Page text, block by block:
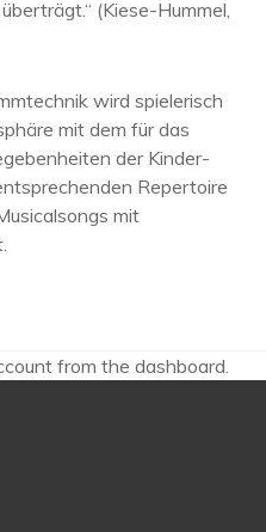
(Kiese-Hummel,
wird spielerisch
mit dem für das
der Kinder-
Repertoire
mit
from the dashboard.